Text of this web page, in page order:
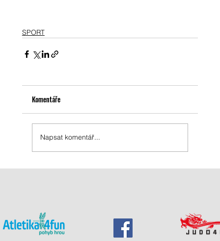
SPORT
Komentáře
Napsat komentář...